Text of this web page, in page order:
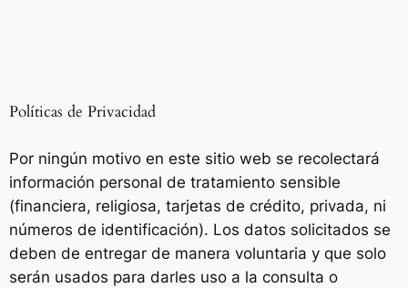
Políticas de Privacidad
Por ningún motivo en este sitio web se recolectará
información personal de tratamiento sensible
(financiera, religiosa, tarjetas de crédito, privada, ni
números de identificación). Los datos solicitados se
deben de entregar de manera voluntaria y que solo
serán usados para darles uso a la consulta o